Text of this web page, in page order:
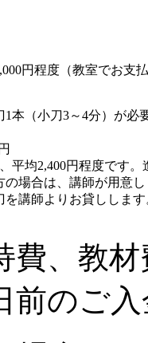
円程度（教室でお支
1本（小刀3～4分）が
平均2,400円程度です
場合は、講師が用意
講師よりお貸しします
、教
前のご